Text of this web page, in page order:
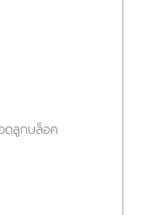
ลูกบล็อค